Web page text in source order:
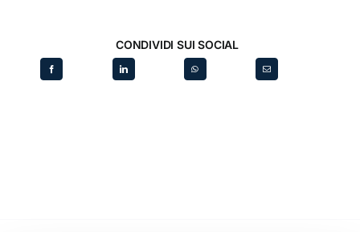
CONDIVIDI SUI SOCIAL